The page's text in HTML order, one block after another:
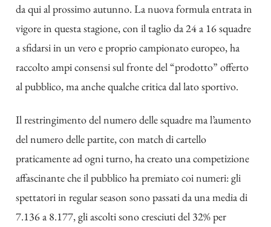
da qui al prossimo autunno. La nuova formula entrata in
vigore in questa stagione, con il taglio da 24 a 16 squadre
a sfidarsi in un vero e proprio campionato europeo, ha
raccolto ampi consensi sul fronte del “prodotto” offerto
al pubblico, ma anche qualche critica dal lato sportivo.
Il restringimento del numero delle squadre ma l’aumento
del numero delle partite, con match di cartello
praticamente ad ogni turno, ha creato una competizione
affascinante che il pubblico ha premiato coi numeri: gli
spettatori in regular season sono passati da una media di
7.136 a 8.177, gli ascolti sono cresciuti del 32% per